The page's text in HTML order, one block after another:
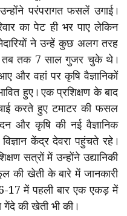
परंपरागत फसलें उगाई।
का पेट ही भर पाए लेकिन
ने उन्हें कुछ अलग तरह
तब तक 7 साल गुजर चुके थे।
और वहां पर कृषि वैज्ञानिकों
हुए। एक प्रशिक्षण के बाद
करते हुए टमाटर की फसल
और कृषि की नई वैज्ञानिक
केंद्र देवरा पहुंचते रहे।
सत्रों में उन्होंने उद्यानिकी
की खेती के बारे में जानकारी
17 में पहली बार एक एकड़ में
की खेती भी की।